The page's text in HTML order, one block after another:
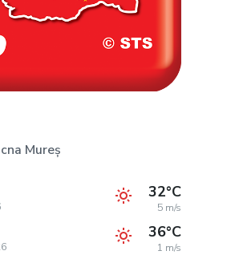
Mureș
32°C
5 m/s
36°C
1 m/s